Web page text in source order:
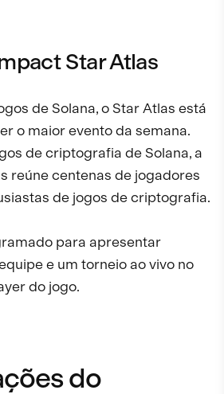
Star Atlas
de Solana, o Star Atlas está
o maior evento da semana.
de criptografia de Solana, a
reúne centenas de jogadores
de jogos de criptografia.
para apresentar
e um torneio ao vivo no
do jogo.
do